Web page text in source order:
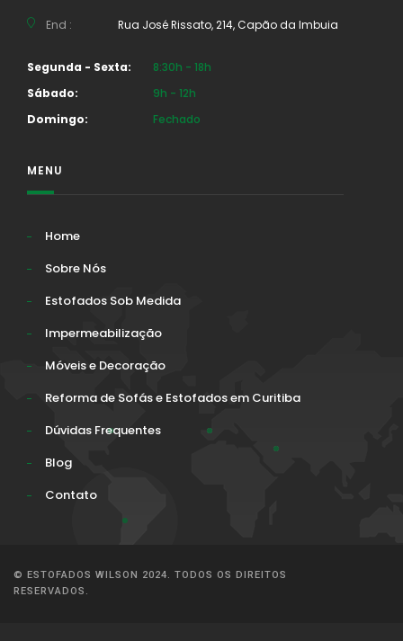
End : Rua José Rissato, 214, Capão da Imbuia
Segunda - Sexta:
8:30h - 18h
Sábado:
9h - 12h
Domingo:
Fechado
MENU
Home
Sobre Nós
Estofados Sob Medida
Impermeabilização
Móveis e Decoração
Reforma de Sofás e Estofados em Curitiba
Dúvidas Frequentes
Blog
Contato
© ESTOFADOS WILSON 2024. TODOS OS DIREITOS
RESERVADOS.